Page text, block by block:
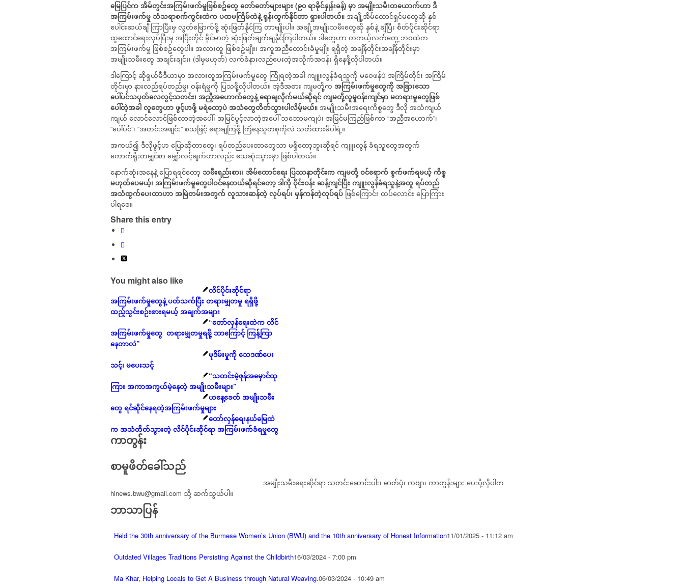
မြေပြင်က အိမ်တွင်းအကြမ်းဖက်မှုဖြစ်စဥ်တွေ တော်တော်များများ (၉၀ ရာခိုင်နှုန်းခန့်) မှာ အမျိုးသမီးတယောက်ဟာ ဒီ
အကြမ်းဖက်မှု သံသရာစက်ကွင်းထဲက ပထမကြိမ်ထဲနဲ့ ရုန်းထွက်နိုင်တာ ရှားပါတယ်။ အချို့အိမ်ထောင်ရှင်မတွေဆို နှစ်
ပေါင်းဆယ်ချီ ကြာပြီးမှ လွတ်မြောက်ဖို့ ဆုံးဖြတ်နိုင်ကြ တာမျိုးပါ။ အချို့အမျိုးသမီးတွေဆို နှစ်နဲ့ ချီပြီး စိတ်ပိုင်းဆိုင်ရာ
ထူထောင်ရေးလုပ်ပြီးမှ အပြီးတိုင် ခိုင်မာတဲ့ ဆုံးဖြတ်ချက်ချနိုင်ကြပါတယ်။ ဒါတွေဟာ တကယ့်လက်တွေ့ ဘဝထဲက
အကြမ်းဖက်မှု ဖြစ်စဥ်တွေပါ။ အလားတူ ဖြစ်စဥ်မျိုး၊ အကူအညီတောင်းခံမှုမျိုး ရရှိတဲ့ အချိန်တိုင်းအချိန်တိုင်းမှာ
အမျိုးသမီးတွေ အချင်းချင်း၊ (ဒါမှမဟုတ်) လက်ခံနားလည်ပေးတဲ့အသိုက်အဝန်း ရှိနေဖို့လိုပါတယ်။
ဒါကြောင့် ဆိုရှယ်မီဒီယာမှာ အလားတူအကြမ်းဖက်မှုတွေ ကြုံရတဲ့အခါ ကျူးလွန်ခံရသူကို မဝေဖန်ပဲ အကြိမ်တိုင်း အကြိမ်
တိုင်းမှာ နားလည်ရပ်တည်မှု၊ ဝန်းရံမှုကို ပြသဖို့လိုပါတယ်။ အဲ့ဒီအစား ကျမတို့က အကြမ်းဖက်မှုတွေကို အခြားသော
ပေါ်ပင်သပုတ်လေလွင့်သတင်း၊ အညှီအဟောက်တွေနဲ့ ရောချလိုက်မယ်ဆိုရင် ကျမတို့လူမှုဝန်းကျင်မှာ မတရားမှုတွေဖြစ်
ပေါ်တဲ့အခါ လူတွေဟာ ဖွင့်ဟဖို့ မရဲတော့ပဲ အသံတွေတိတ်သွားပါလိမ့်မယ်။ အမျိုးသမီးအရေးကိစ္စတွေ ဒီလို အသံကျယ်
ကျယ် လောင်လောင်ဖြစ်လာတဲ့အပေါ်၊ အမြင်ပွင့်လာတဲ့အပေါ် သဘောမကျပဲ၊ အမြင်မကြည်ဖြစ်ကာ “အညှီအဟောက်”၊
“ပေါ်ပင်”၊ “အတင်းအဖျင်း” စသဖြင့် ရောချကြဖို့ ကြံနေသူတစုကိုလဲ သတိထားမိပါရဲ့။
အကယ်၍ ဒီလိုဖွင့်ဟ ပြောဆိုတာတွေ၊ ရပ်တည်ပေးတာတွေသာ မရှိတော့ဘူးဆိုရင် ကျူးလွန် ခံရသူတွေအတွက်
ကောက်ရိုးတမျှင်စာ မျှော်လင့်ချက်ဟာလည်း သေဆုံးသွားမှာ ဖြစ်ပါတယ်။
နောက်ဆုံးအနေနဲ့ ပြောရရင်တော့ သမီးရည်းစား၊ အိမ်ထောင်ရေး ပြဿနာတိုင်းက ကျမတို့ ဝင်ရောက် စွက်ဖက်ရမယ့် ကိစ္စ
မဟုတ်ပေမယ့်၊ အကြမ်းဖက်မှုတွေပါဝင်နေတယ်ဆိုရင်တော့ ဒါကို ဝိုင်းဝန်း ဆန့်ကျင်ပြီး ကျူးလွန်ခံရသူနဲ့အတူ ရပ်တည်
အသံထွက်ပေးတာဟာ အမြဲတမ်းအတွက် လူသားဆန်တဲ့ လုပ်ရပ်၊ မှန်ကန်တဲ့လုပ်ရပ် ဖြစ်ကြောင်း ထပ်လောင်း ပြောကြား
ပါရစေ။
Share this entry
You might also like
လိင်ပိုင်းဆိုင်ရာ
အကြမ်းဖက်မှုတွေနဲ့ ပတ်သက်ပြီး တရားမျှတမှု ရရှိဖို့
ထည့်သွင်းစဉ်းစားရမယ့် အချက်အများ
“တော်လှန်ရေးထဲက လိင်
အကြမ်းဖက်မှုတွေ တရားမျှတမှုရဖို့ ဘာကြောင့် ကြန့်ကြာ
နေတာလဲ”
မုဒိမ်းမှုကို သေဒဏ်ပေး
သင့်၊ မပေးသင့်
“သတင်းမဲ့ဇုန်အမှောင်ထု
ကြား အကာအကွယ်မဲ့နေတဲ့ အမျိုးသမီးများ”
ယနေ့ခေတ် အမျိုးသမီး
တွေ ရင်ဆိုင်နေရတဲ့အကြမ်းဖက်မှုများ
တော်လှန်ရေးနယ်မြေထဲ
က အသံတိတ်သွားတဲ့ လိင်ပိုင်းဆိုင်ရာ အကြမ်းဖက်ခံရမှုတွေ
ကာတွန်း
စာမူဖိတ်ခေါ်သည်
အမျိုးသမီးရေးဆိုင်ရာ သတင်းဆောင်းပါး၊ ဓာတ်ပုံ၊ ကဗျာ၊ ကာတွန်းများ ပေးပို့လိုပါက
hinews.bwu@gmail.com သို့ ဆက်သွယ်ပါ။
ဘာသာပြန်
Held the 30th anniversary of the Burmese Women’s Union (BWU) and the 10th anniversary of Honest Information11/01/2025 - 11:12 am
Outdated Villages Traditions Persisting Against the Childbirth16/03/2024 - 7:00 pm
Ma Khar, Helping Locals to Get A Business through Natural Weaving.06/03/2024 - 10:49 am